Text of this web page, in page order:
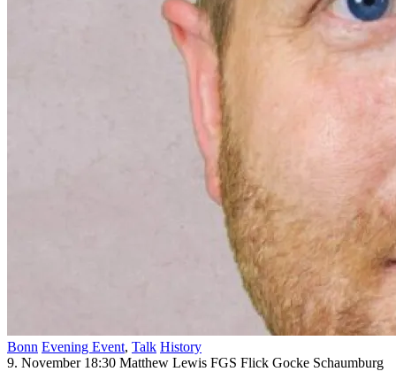
Bonn Evening Event, Talk History
9. November 18:30 Matthew Lewis FGS Flick Gocke Schaumburg